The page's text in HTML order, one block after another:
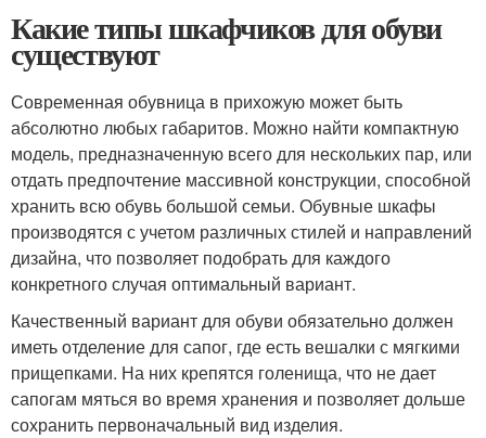
Какие типы шкафчиков для обуви
существуют
Современная обувница в прихожую может быть
абсолютно любых габаритов. Можно найти компактную
модель, предназначенную всего для нескольких пар, или
отдать предпочтение массивной конструкции, способной
хранить всю обувь большой семьи. Обувные шкафы
производятся с учетом различных стилей и направлений
дизайна, что позволяет подобрать для каждого
конкретного случая оптимальный вариант.
Качественный вариант для обуви обязательно должен
иметь отделение для сапог, где есть вешалки с мягкими
прищепками. На них крепятся голенища, что не дает
сапогам мяться во время хранения и позволяет дольше
сохранить первоначальный вид изделия.